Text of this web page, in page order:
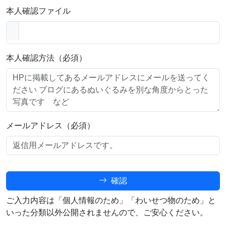
本人確認ファイル
本人確認方法（必須）
メールアドレス（必須）
確認
ご入力内容は「個人情報のため」「わいせつ物のため」と
いった分類以外公開されませんので、ご安心ください。